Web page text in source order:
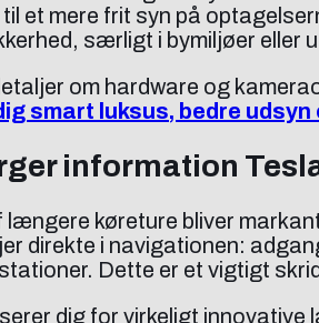
et mere frit syn på
særligt i bymiljøer eller
om hardware og
smart luksus, bedre
information
køreture bliver
direkte i navigationen:
Dette er et vigtigt
dig for virkeligt